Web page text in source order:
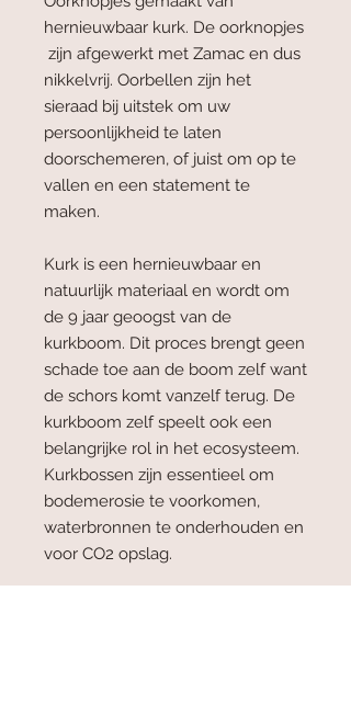
hernieuwbaar kurk. De oorknopjes
zijn afgewerkt met Zamac en dus
nikkelvrij. Oorbellen zijn het
sieraad bij uitstek om uw
persoonlijkheid te laten
doorschemeren, of juist om op te
vallen en een statement te
maken.
Kurk is een hernieuwbaar en
natuurlijk materiaal en wordt om
de 9 jaar geoogst van de
kurkboom. Dit proces brengt geen
schade toe aan de boom zelf want
de schors komt vanzelf terug. De
kurkboom zelf speelt ook een
belangrijke rol in het ecosysteem.
Kurkbossen zijn essentieel om
bodemerosie te voorkomen,
waterbronnen te onderhouden en
voor CO2 opslag.